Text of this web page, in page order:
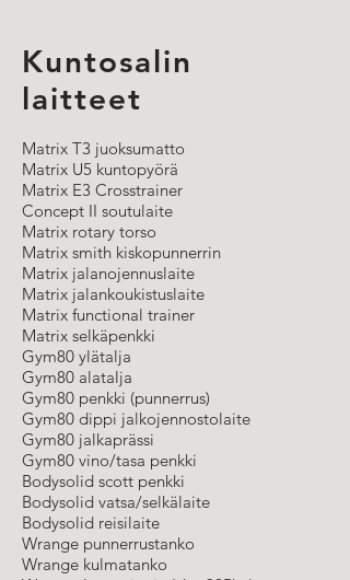
Kuntosalin
laitteet
Matrix T3 juoksumatto
Matrix U5 kuntopyörä
Matrix E3 Crosstrainer
Concept II soutulaite
Matrix rotary torso
Matrix smith kiskopunnerrin
Matrix jalanojennuslaite
Matrix jalankoukistuslaite
Matrix functional trainer
Matrix selkäpenkki
Gym80 ylätalja
Gym80 alatalja
Gym80 penkki (punnerrus)
Gym80 dippi jalkojennostolaite
Gym80 jalkaprässi
Gym80 vino/tasa penkki
Bodysolid scott penkki
Bodysolid vatsa/selkälaite
Bodysolid reisilaite
Wrange punnerrustanko
Wrange kulmatanko